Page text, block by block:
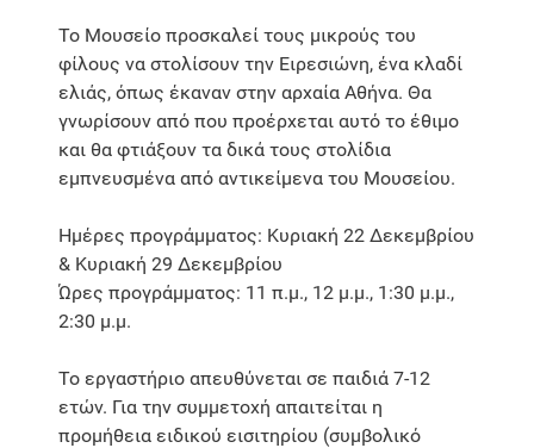
Το Μουσείο προσκαλεί τους μικρούς του
φίλους να στολίσουν την Ειρεσιώνη, ένα κλαδί
ελιάς, όπως έκαναν στην αρχαία Αθήνα. Θα
γνωρίσουν από που προέρχεται αυτό το έθιμο
και θα φτιάξουν τα δικά τους στολίδια
εμπνευσμένα από αντικείμενα του Μουσείου.
Ημέρες προγράμματος: Κυριακή 22 Δεκεμβρίου
& Κυριακή 29 Δεκεμβρίου
Ώρες προγράμματος: 11 π.μ., 12 μ.μ., 1:30 μ.μ.,
2:30 μ.μ.
Το εργαστήριο απευθύνεται σε παιδιά 7-12
ετών. Για την συμμετοχή απαιτείται η
προμήθεια ειδικού εισιτηρίου (συμβολικό